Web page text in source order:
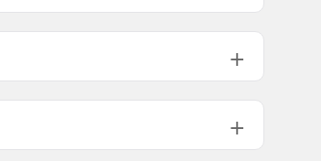
Breast Graphic,Back Graphic
Men